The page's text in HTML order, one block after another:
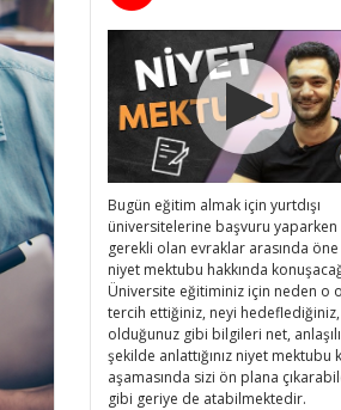
Bugün eğitim almak için yurtdışı
üniversitelerine başvuru yaparken
gerekli olan evraklar arasında öne
niyet mektubu hakkında
Üniversite eğitiminiz için neden o
tercih ettiğiniz, neyi
olduğunuz gibi bilgileri net,
şekilde anlattığınız niyet mektubu
aşamasında sizi ön plana
gibi geriye de atabilmektedir.